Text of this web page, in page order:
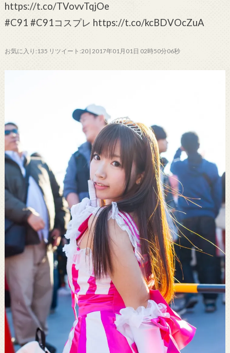
https://t.co/TVovvTqjOe
#C91 #C91コスプレ https://t.co/kcBDVOcZuA
お気に入り:135 リツイート:20 | 2017年01月01日 02時50分06秒